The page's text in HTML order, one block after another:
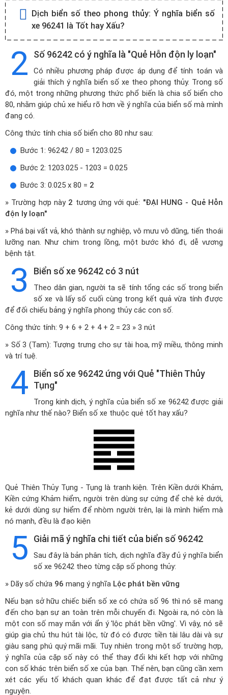
Dịch biển số theo phong thủy: Ý nghĩa biển số
xe 96241 là Tốt hay Xấu?
2 Số 96242 có ý nghĩa là "Quẻ Hỗn độn ly loạn"
Có nhiều phương pháp được áp dụng để tính toán và
giải thích ý nghĩa biển số xe theo phong thủy. Trong số
đó, một trong những phương thức phổ biến là chia số biển cho
80, nhằm giúp chủ xe hiểu rõ hơn về ý nghĩa của biển số mà mình
đang có.
Công thức tính chia số biển cho 80 như sau:
Bước 1: 96242 / 80 = 1203.025
Bước 2: 1203.025 - 1203 = 0.025
Bước 3: 0.025 x 80 = 2
» Trường hợp này 2 tương ứng với quẻ: "ĐẠI HUNG - Quẻ Hỗn
độn ly loạn"
» Phá bại vất vả, khó thành sự nghiệp, vô mưu vô dũng, tiến thoái
lưỡng nan. Như chim trong lồng, một bước khó đi, dễ vương
bệnh tật.
3 Biển số xe 96242 có 3 nút
Theo dân gian, người ta sẽ tính tổng các số trong biển
số xe và lấy số cuối cùng trong kết quả vừa tính được
để đối chiếu bảng ý nghĩa phong thủy các con số.
Công thức tính: 9 + 6 + 2 + 4 + 2 = 23 » 3 nút
» Số 3 (Tam): Tượng trưng cho sự tài hoa, mỹ miều, thông minh
và trí tuệ.
4 Biển số xe 96242 ứng với Quẻ "Thiên Thủy
Tụng"
Trong kinh dịch, ý nghĩa của biển số xe 96242 được giải
nghĩa như thế nào? Biển số xe thuộc quẻ tốt hay xấu?
Quẻ Thiên Thủy Tụng - Tụng là tranh kiện. Trên Kiền dưới Khảm,
Kiền cứng Khảm hiểm, người trên dùng sự cứng để chê kẻ dưới,
kẻ dưới dùng sự hiểm để nhòm người trên, lại là mình hiểm mà
nó mạnh, đều là đạo kiện
5 Giải mã ý nghĩa chi tiết của biển số 96242
Sau đây là bản phân tích, dịch nghĩa đầy đủ ý nghĩa biển
số xe 96242 theo từng cặp số phong thủy:
» Dãy số chứa 96 mang ý nghĩa Lộc phát bền vững
Nếu bạn sở hữu chiếc biển số xe có chứa số 96 thì nó sẽ mang
đến cho bạn sự an toàn trên mỗi chuyến đi. Ngoài ra, nó còn là
một con số may mắn với ẩn ý 'lộc phát bền vững'. Vì vậy, nó sẽ
giúp gia chủ thu hút tài lộc, từ đó có được tiền tài lâu dài và sự
giàu sang phú quý mãi mãi. Tuy nhiên trong một số trường hợp,
ý nghĩa của cặp số này có thể thay đổi khi kết hợp với những
con số khác trên biển số xe của bạn. Thế nên, bạn cũng cần xem
xét các yếu tố khách quan khác để đạt được tất cả như ý
nguyện.